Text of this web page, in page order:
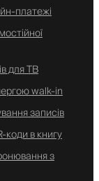
платежі
для ТВ
walk-in
записів
коди в книгу
з